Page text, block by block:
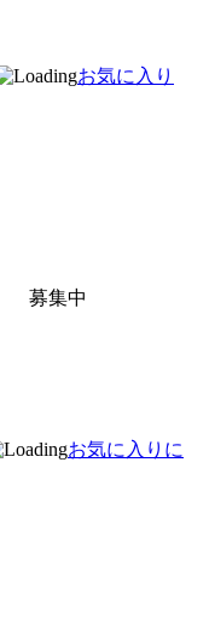
お気に入り
募集中
お気に入りに